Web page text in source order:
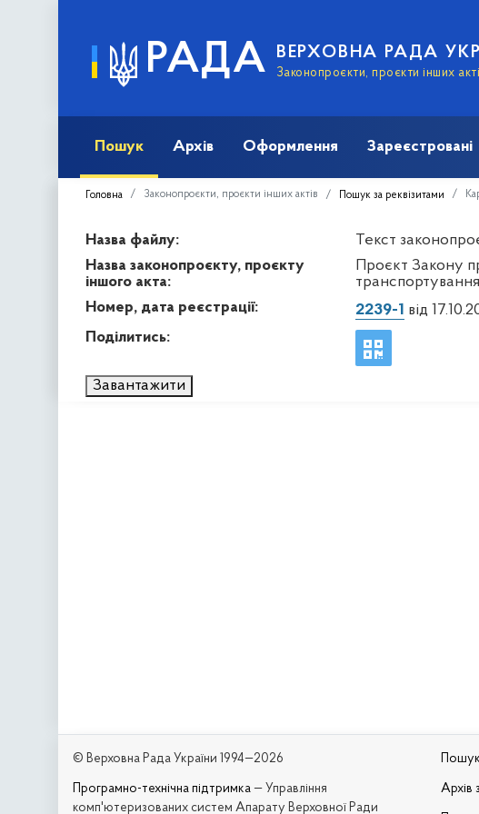
РАДА ВЕРХОВНА РАДА
Законопроєкти, проєкти інших
Пошук Архів Оформлення Зареєстровані
Головна Законопроєкти, проєкти інших актів Пошук за реквізитами
Назва файлу:
Текст
Назва законопроєкту, проєкту
іншого акта:
Проєкт Закону
Номер, дата реєстрації:
2239-1 від
Поділитись:
Завантажити
© Верховна Рада України 1994—2026
Програмно-технічна підтримка — Управління
комп'ютеризованих систем Апарату Верховної Ради
Пошук
Архів